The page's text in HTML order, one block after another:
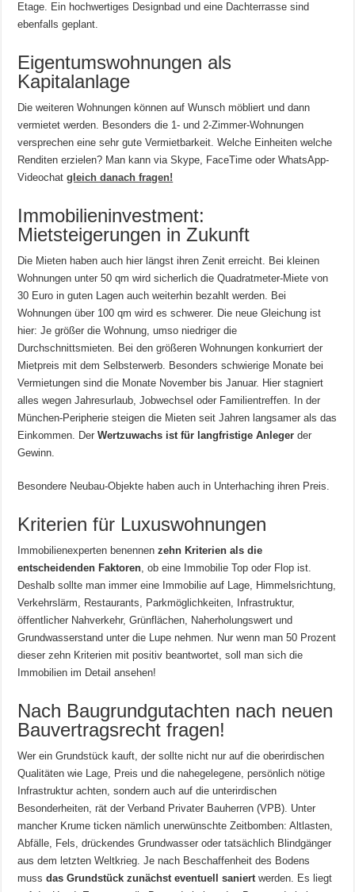
Etage. Ein hochwertiges Designbad und eine Dachterrasse sind
ebenfalls geplant.
Eigentumswohnungen als
Kapitalanlage
Die weiteren Wohnungen können auf Wunsch möbliert und dann
vermietet werden. Besonders die 1- und 2-Zimmer-Wohnungen
versprechen eine sehr gute Vermietbarkeit. Welche Einheiten welche
Renditen erzielen? Man kann via Skype, FaceTime oder WhatsApp-
Videochatgleich danach fragen!
Immobilieninvestment:
Mietsteigerungen in Zukunft
Die Mieten haben auch hier längst ihren Zenit erreicht. Bei kleinen
Wohnungen unter 50 qm wird sicherlich die Quadratmeter-Miete von
30 Euro in guten Lagen auch weiterhin bezahlt werden. Bei
Wohnungen über 100 qm wird es schwerer. Die neue Gleichung ist
hier: Je größer die Wohnung, umso niedriger die
Durchschnittsmieten. Bei den größeren Wohnungen konkurriert der
Mietpreis mit dem Selbsterwerb. Besonders schwierige Monate bei
Vermietungen sind die Monate November bis Januar. Hier stagniert
alles wegen Jahresurlaub, Jobwechsel oder Familientreffen. In der
München-Peripherie steigen die Mieten seit Jahren langsamer als das
Einkommen. DerWertzuwachs ist für langfristige Anleger der
Gewinn.
Besondere Neubau-Objekte haben auch in Unterhaching ihren Preis.
Kriterien für Luxuswohnungen
Immobilienexperten benennenzehn Kriterien als die
entscheidenden Faktoren, ob eine Immobilie Top oder Flop ist.
Deshalb sollte man immer eine Immobilie auf Lage, Himmelsrichtung,
Verkehrslärm, Restaurants, Parkmöglichkeiten, Infrastruktur,
öffentlicher Nahverkehr, Grünflächen, Naherholungswert und
Grundwasserstand unter die Lupe nehmen. Nur wenn man 50 Prozent
dieser zehn Kriterien mit positiv beantwortet, soll man sich die
Immobilien im Detail ansehen!
Nach Baugrundgutachten nach neuen
Bauvertragsrecht fragen!
Wer ein Grundstück kauft, der sollte nicht nur auf die oberirdischen
Qualitäten wie Lage, Preis und die nahegelegene, persönlich nötige
Infrastruktur achten, sondern auch auf die unterirdischen
Besonderheiten, rät der Verband Privater Bauherren (VPB). Unter
mancher Krume ticken nämlich unerwünschte Zeitbomben: Altlasten,
Abfälle, Fels, drückendes Grundwasser oder tatsächlich Blindgänger
aus dem letzten Weltkrieg. Je nach Beschaffenheit des Bodens
mussdas Grundstück zunächst eventuell saniertwerden. Es liegt